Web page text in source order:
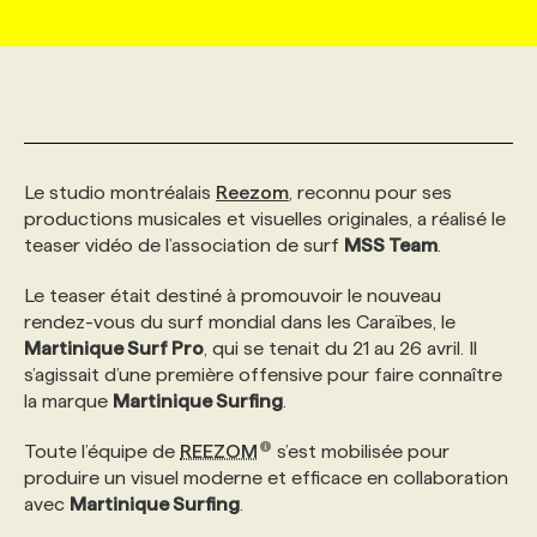
AFFAIRES DE L'INDUSTRIE
INITIATIVES NUMÉRIQUES
PRIX ET DISTINCTIONS
TENDANCES
WEB & MÉDIAS SOCIAUX
MARKETING DURABLE
GEO/SEO
ÉVÉNEMENTIEL
NOS AUTEUR‧RICES
INFOLETTRE PUBLICITÉ
ANNONCEZ AVEC NOUS
CONSULTER LA CVTHÈQUE
PROFIL ENTREPRISE
FAQ
ANNONCEZ AVEC NOUS
VOIR LES OFFRES
PROFIL CANDIDAT
FAQ
ANNONCEZ AVEC NOUS
NOS FORMATIONS EN LIGNE
NOS PARCOURS DE FORMATIONS
FORMATIONS PERSONNALISÉES
NOS FORMATEUR‧RICES
POURQUOI CHOISIR NOS FORMATIONS
NOS TARIFS
CHASSE DE TÊTE
SERVICE DE CHASSE DE TÊTE
NOS TARIFS
NOS EXPERTISES
FAQ
ANNONCEZ AVEC NOUS
Le studio montréalais Reezom , reconnu pour ses
productions musicales et visuelles originales, a réalisé le
teaser vidéo de l’association de surf MSS Team
Le teaser était destiné à promouvoir le nouveau
rendez-vous du surf mondial dans les Caraïbes, le
Martinique Surf Pro , qui se tenait du 21 au 26 avril. Il
s’agissait d’une première offensive pour faire connaître
la marque Martinique Surfing
Toute l’équipe de REEZOM
s’est mobilisée pour
produire un visuel moderne et efficace en collaboration
avec Martinique Surfing